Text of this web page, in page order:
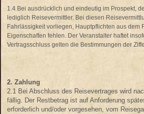
1.4 Bei ausdrücklich und eindeutig im Prospekt,
lediglich Reisevermittler. Bei diesen
Fahrlässigkeit vorliegen, Hauptpflichten aus
Eigenschaften fehlen. Der Veranstalter haftet
Vertragsschluss gelten die Bestimmungen der
2. Zahlung
2.1 Bei Abschluss des Reisevertrages wird
fällig. Der Restbetrag ist auf Anforderung
erforderlich und/oder vorgesehen, vom